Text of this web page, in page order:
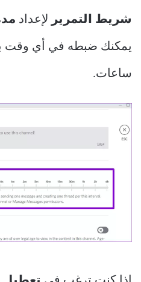
شريط التمرير لإعداد
يمكنك ضبطه في أي
ساعات.